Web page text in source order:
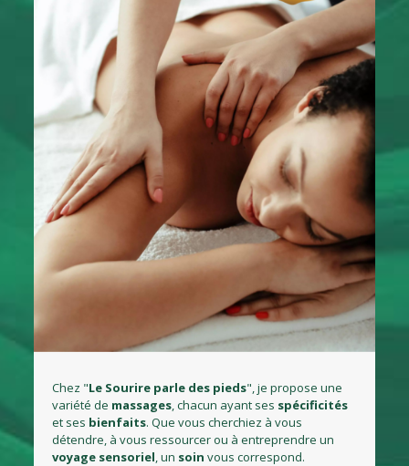
Chez "Le Sourire parle des pieds", je propose une
variété de massages, chacun ayant ses spécificités
et ses bienfaits. Que vous cherchiez à vous
détendre, à vous ressourcer ou à entreprendre un
voyage sensoriel , un soin vous correspond.